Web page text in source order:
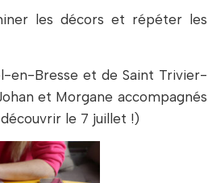
les décors et répéter les
en-Bresse et de Saint Trivier-
et Morgane accompagnés
le 7 juillet !)